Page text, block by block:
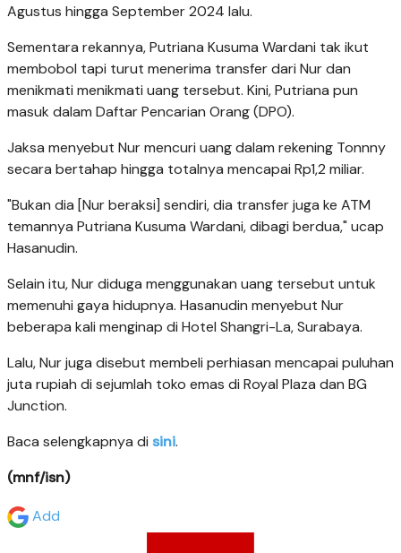
Agustus hingga September 2024 lalu.
Sementara rekannya, Putriana Kusuma Wardani tak ikut
membobol tapi turut menerima transfer dari Nur dan
menikmati menikmati uang tersebut. Kini, Putriana pun
masuk dalam Daftar Pencarian Orang (DPO).
Jaksa menyebut Nur mencuri uang dalam rekening Tonnny
secara bertahap hingga totalnya mencapai Rp1,2 miliar.
"Bukan dia [Nur beraksi] sendiri, dia transfer juga ke ATM
temannya Putriana Kusuma Wardani, dibagi berdua," ucap
Hasanudin.
Selain itu, Nur diduga menggunakan uang tersebut untuk
memenuhi gaya hidupnya. Hasanudin menyebut Nur
beberapa kali menginap di Hotel Shangri-La, Surabaya.
Lalu, Nur juga disebut membeli perhiasan mencapai puluhan
juta rupiah di sejumlah toko emas di Royal Plaza dan BG
Junction.
Baca selengkapnya di sini.
(mnf/isn)
Add